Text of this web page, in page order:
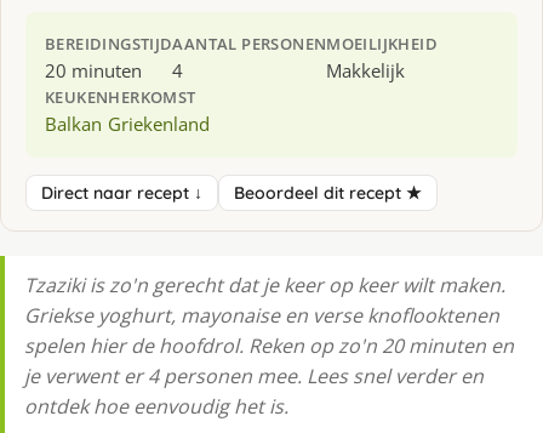
BEREIDINGSTIJD
20 minuten
AANTAL PERSONEN
4
MOEILIJKHEID
Makkelijk
KEUKEN
Balkan
HERKOMST
Griekenland
Direct naar recept ↓ Beoordeel dit recept ★
Tzaziki is zo'n gerecht dat je keer op keer wilt maken.
Griekse yoghurt, mayonaise en verse knoflooktenen
spelen hier de hoofdrol. Reken op zo'n 20 minuten en
je verwent er 4 personen mee. Lees snel verder en
ontdek hoe eenvoudig het is.